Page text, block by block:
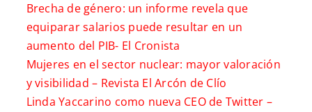
Brecha de género: un informe revela que
equiparar salarios puede resultar en un
aumento del PIB- El Cronista
Mujeres en el sector nuclear: mayor valoración
y visibilidad – Revista El Arcón de Clío
Linda Yaccarino como nueva CEO de Twitter –